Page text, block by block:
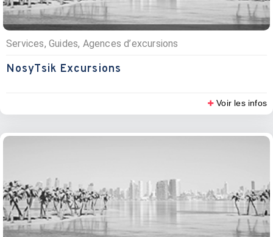
Services, Guides, Agences d’excursions
NosyTsik Excursions
Voir les infos